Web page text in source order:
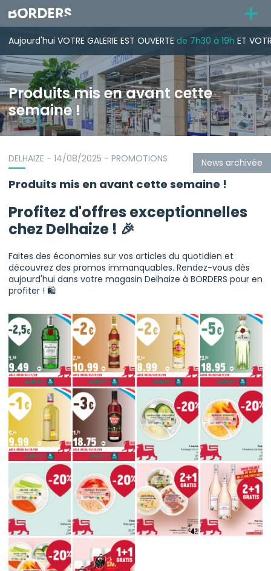
Aujourd'hui VOTRE GALERIE EST OUVERTE de 7h30 à 19h ET
Produits mis en avant cette
semaine !
News archivée
DELHAIZE - 14/08/2025 - PROMOTIONS
Produits mis en avant cette semaine !
Profitez d'offres exceptionnelles
chez Delhaize ! 🎉
Faites des économies sur vos articles du quotidien et
découvrez des promos immanquables. Rendez-vous dès
aujourd'hui dans votre magasin Delhaize à BORDERS pour en
profiter ! 🛍️